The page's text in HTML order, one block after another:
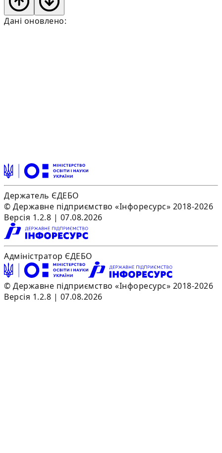
Дані оновлено:
Держатель ЄДЕБО
© Державне підприємство «Інфоресурс» 2018-2026
Версія 1.2.8 | 07.08.2026
Адміністратор ЄДЕБО
© Державне підприємство «Інфоресурс» 2018-2026
Версія 1.2.8 | 07.08.2026